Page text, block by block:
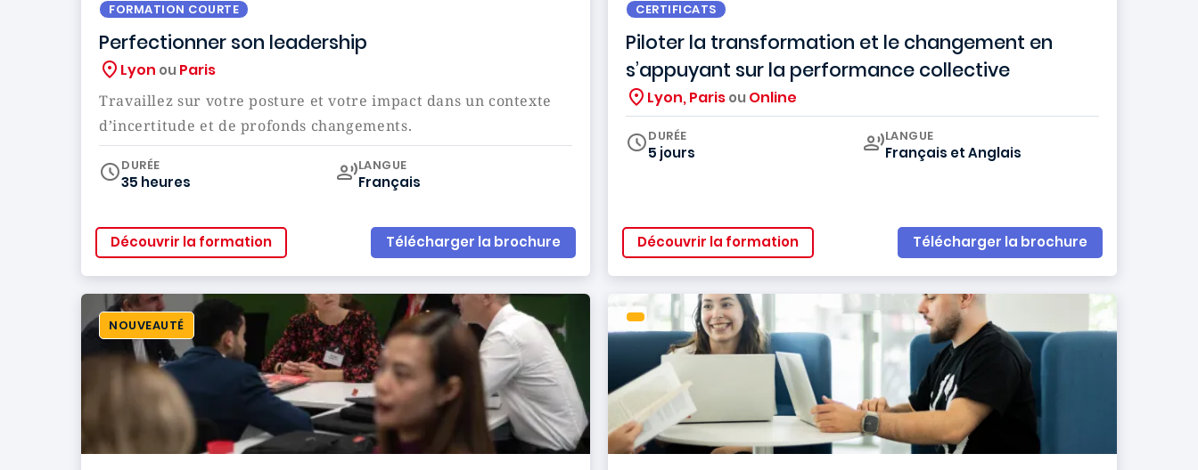
FORMATION COURTE
Perfectionner son leadership
Lyon ou Paris
Travaillez sur votre posture et votre impact dans un contexte
d’incertitude et de profonds changements.
DURÉE
35 heures
Curriculum
LANGUE
Français
Découvrir la formation Télécharger la brochure
CERTIFICATS
Piloter la transformation et le changement en
s’appuyant sur la performance collective
Lyon, Parisou Online
DURÉE
5 jours
Curriculum
LANGUE
Français etAnglais
Découvrir la formation Télécharger la brochure
NOUVEAUTÉ